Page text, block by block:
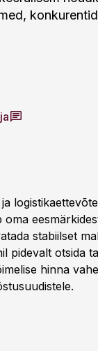
stabiilset
pidevalt otsida
hinna